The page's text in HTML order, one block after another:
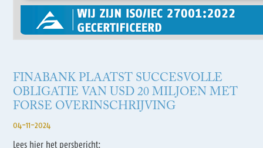
FINABANK PLAATST SUCCESVOLLE
OBLIGATIE VAN USD 20 MILJOEN MET
FORSE OVERINSCHRIJVING
04-11-2024
Lees hier het persbericht: